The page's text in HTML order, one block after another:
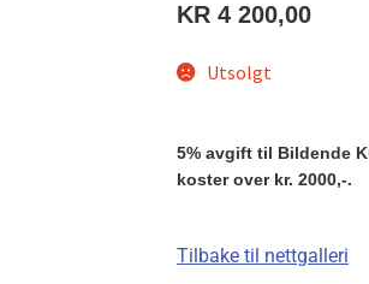
KR 4 200,00
Utsolgt
5% avgift til Bildende
koster over kr. 2000,-.
Tilbake til nettgalleri